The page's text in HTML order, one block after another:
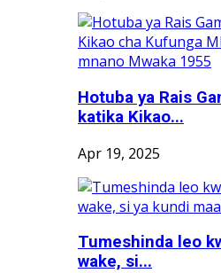
Hotuba ya Rais
katika Kikao...
Apr 19, 2025
Tumeshinda leo
wake, si...